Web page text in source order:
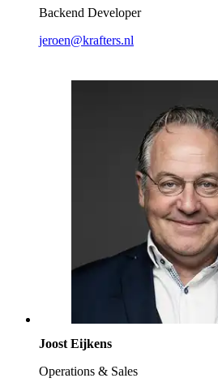
Backend Developer
jeroen@krafters.nl
Joost Eijkens
Operations & Sales